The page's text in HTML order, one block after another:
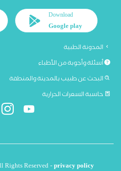
Download
Google play
المدونة الطبية
أسئلة وأجوبة من الأطباء
البحث عن طبيب بالمدينة والمنطقة
حاسبة السعرات الحرارية
Reserved -privacy policy